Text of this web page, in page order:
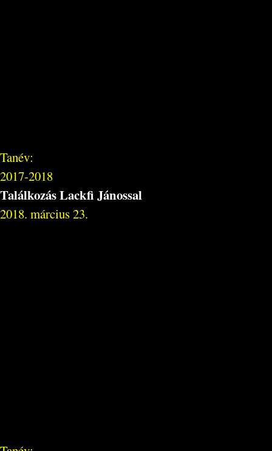
Tanév:
2017-2018
Találkozás Lackfi Jánossal
2018. március 23.